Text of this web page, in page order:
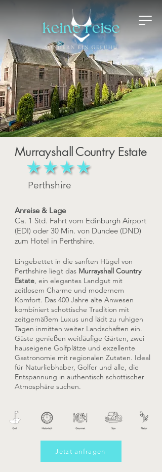
Murrayshall Country Estate
Perthshire
Anreise & Lage
Ca. 1 Std. Fahrt vom Edinburgh Airport
(EDI) oder 30 Min. von Dundee (DND)
zum Hotel in Perthshire.
Eingebettet in die sanften Hügel von
Perthshire liegt das Murrayshall Country
Estate, ein elegantes Landgut mit
zeitlosem Charme und modernem
Komfort. Das 400 Jahre alte Anwesen
kombiniert schottische Tradition mit
zeitgemäßem Luxus und lädt zu ruhigen
Tagen inmitten weiter Landschaften ein.
Gäste genießen weitläufige Gärten, zwei
hauseigene Golfplätze und exzellente
Gastronomie mit regionalen Zutaten. Ideal
für Naturliebhaber, Golfer und alle, die
Entspannung in authentisch schottischer
Atmosphäre suchen.
Jetzt anfragen